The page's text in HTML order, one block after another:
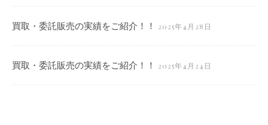
買取・委託販売の実績をご紹介！！ 2025年4月28日
買取・委託販売の実績をご紹介！！ 2025年4月24日